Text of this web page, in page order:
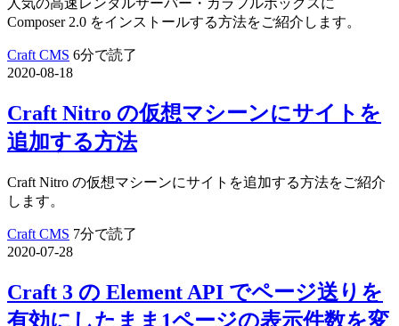
人気の高速レンタルサーバー・カラフルボックスに
Composer 2.0 をインストールする方法をご紹介します。
Craft CMS 6分で読了
2020-08-18
Craft Nitro の仮想マシーンにサイトを
追加する方法
Craft Nitro の仮想マシーンにサイトを追加する方法をご紹介
します。
Craft CMS 7分で読了
2020-07-28
Craft 3 の Element API でページ送りを
有効にしたまま1ページの表示件数を変